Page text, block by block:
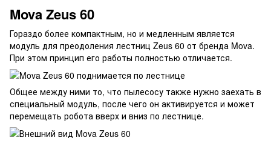
Mova Zeus 60
Гораздо более компактным, но и медленным является
модуль для преодоления лестниц Zeus 60 от бренда Mova.
При этом принцип его работы полностью отличается.
Общее между ними то, что пылесосу также нужно заехать в
специальный модуль, после чего он активируется и может
перемещать робота вверх и вниз по лестнице.